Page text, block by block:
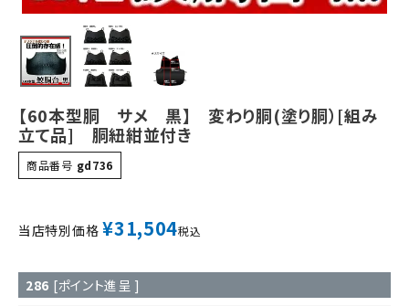
【60本型胴 サメ 黒】 変わり胴(塗り胴）[組み
立て品] 胴紐紺並付き
商品番号 gd736
当店特別価格 ¥31,504税込
286 [ポイント進呈 ]